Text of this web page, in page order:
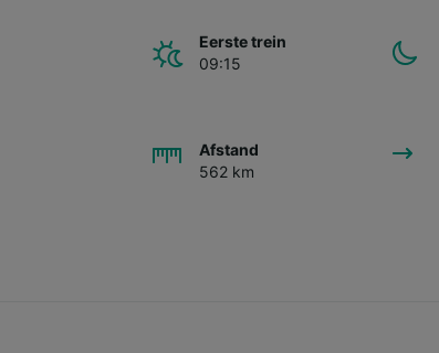
Eerste trein
09:15
Afstand
562 km